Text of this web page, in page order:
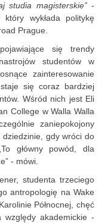
studia magisterskie”-
wykłada politykę
Prague.
się trendy
studentów w
zainteresowanie
się coraz bardziej
Wśród nich jest Eli
College w Walla Walla
zaniepokojony
gdy wróci do
główny powód, dla
- mówi.
studenta trzeciego
antropologię na Wake
Północnej, chęć
względy akademickie -